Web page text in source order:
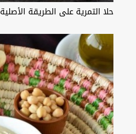
حلا التمرية على الطريقة الأصلية